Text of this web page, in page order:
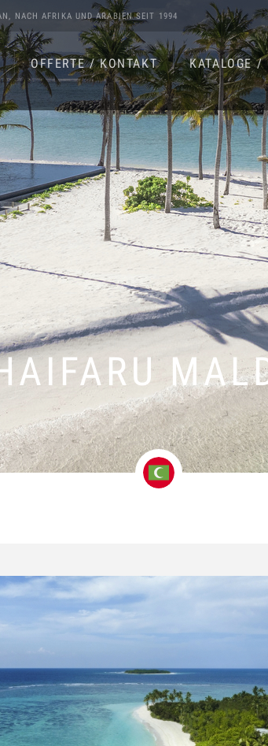
, NACHAFRIKA UNDARABIENSEIT 1994
OFFERTE / KONTAKT KATALOGE /